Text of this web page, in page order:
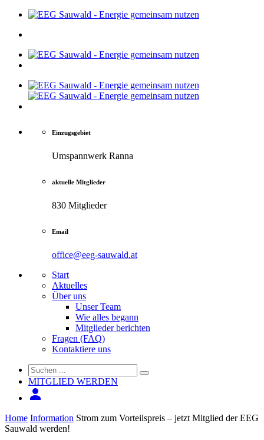
Einzugsgebiet
Umspannwerk Ranna
aktuelle Mitglieder
830 Mitglieder
Email
office@eeg-sauwald.at
Start
Aktuelles
Über uns
Unser Team
Wie alles begann
Mitglieder berichten
Fragen (FAQ)
Kontaktiere uns
MITGLIED WERDEN
Home Information Strom zum Vorteilspreis – jetzt Mitglied der EEG
Sauwald werden!